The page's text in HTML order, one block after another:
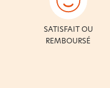
SATISFAIT OU
REMBOURSÉ